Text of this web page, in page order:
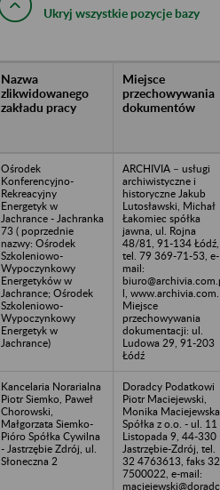
Ukryj wszystkie pozycje bazy
Nazwa
zlikwidowanego
zakładu pracy
Miejsce
przechowywania
dokumentów
Ośrodek
Konferencyjno-
Rekreacyjny
Energetyk w
Jachrance - Jachranka
73 ( poprzednie
nazwy: Ośrodek
Szkoleniowo-
Wypoczynkowy
Energetyków w
Jachrance; Ośrodek
Szkoleniowo-
Wypoczynkowy
Energetyk w
Jachrance)
ARCHIVIA – usługi
archiwistyczne i
historyczne Jakub
Lutosławski, Michał
Łakomiec spółka
jawna, ul. Rojna
48/81, 91-134 Łódź,
tel. 79 369-71-53, e-
mail:
l, www.archivia.com.
Miejsce
przechowywania
dokumentacji: ul.
Ludowa 29, 91-203
Łódź
Kancelaria Norarialna
Piotr Siemko, Paweł
Chorowski,
Małgorzata Siemko-
Pióro Spółka Cywilna
- Jastrzębie Zdrój, ul.
Słoneczna 2
Doradcy Podatkowi
Piotr Maciejewski,
Monika Maciejewska
Spółka z o.o. - ul. 11
Listopada 9, 44-330
Jastrzębie-Zdrój, tel.
32 4763613, faks 32
7500022, e-mail: